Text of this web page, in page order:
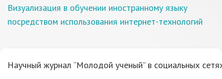
Визуализация в обучении иностранному языку
посредством использования интернет-технологий
Научный журнал “Молодой ученый” в социальных